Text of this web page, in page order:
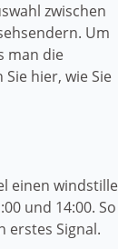
zwischen
Um
man die
hier, wie Sie
einen
und 14:00. So
erstes Signal.